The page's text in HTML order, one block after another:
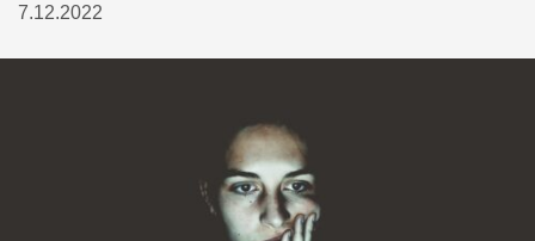
7.12.2022